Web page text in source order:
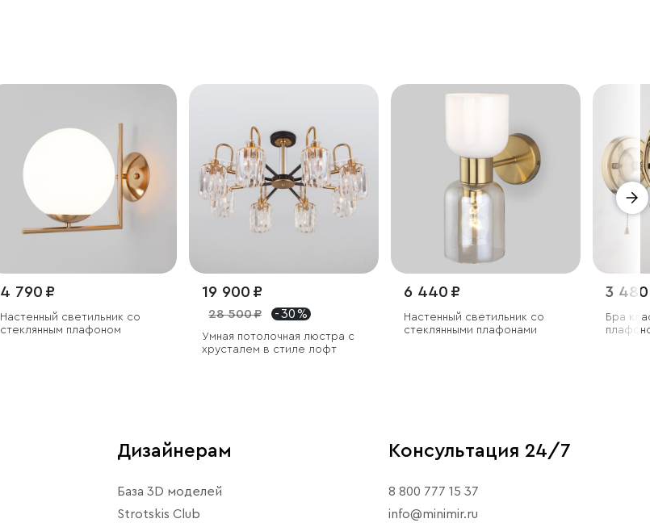
4 790 ₽
Настенный светильник со
стеклянным плафоном
19 900 ₽
28 500 ₽ - 30 %
Умная потолочная люстра с
хрусталем в стиле лофт
6 440 ₽
Настенный светильник со
стеклянными плафонами
3 480
Бра
Дизайнерам
База 3D моделей
Strotskis Club
Консультация 24/7
8 800 777 15 37
info@minimir.ru